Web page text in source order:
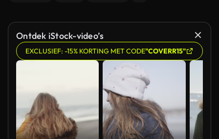
Ontdek iStock-video’s
EXCLUSIEF: -15% KORTING MET CODE"COVERR15"